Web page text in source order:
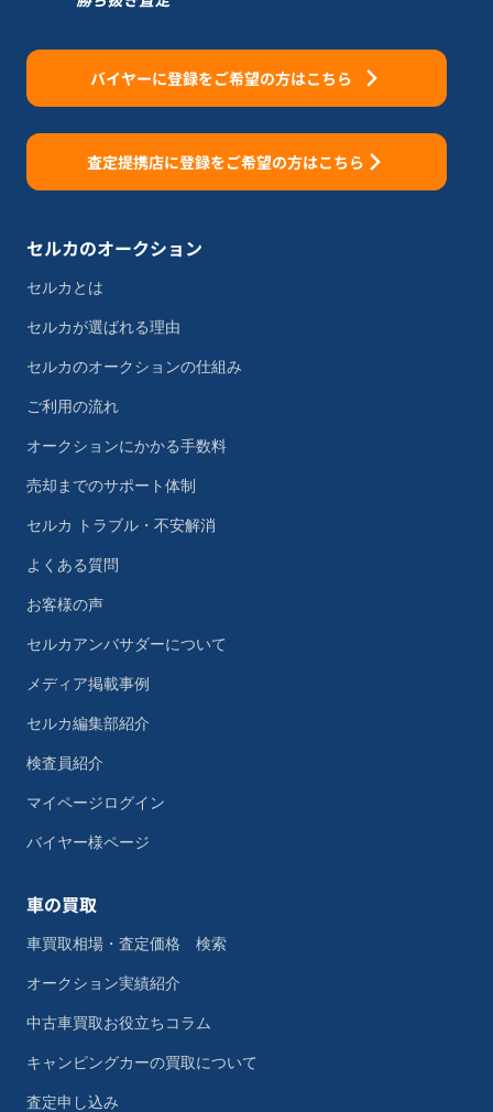
バイヤーに登録をご希望の方はこちら
査定提携店に登録をご希望の方はこちら
セルカのオークション
セルカとは
セルカが選ばれる理由
セルカのオークションの仕組み
ご利用の流れ
オークションにかかる手数料
売却までのサポート体制
セルカ トラブル・不安解消
よくある質問
お客様の声
セルカアンバサダーについて
メディア掲載事例
セルカ編集部紹介
検査員紹介
マイページログイン
バイヤー様ページ
車の買取
車買取相場・査定価格 検索
オークション実績紹介
中古車買取お役立ちコラム
キャンピングカーの買取について
査定申し込み